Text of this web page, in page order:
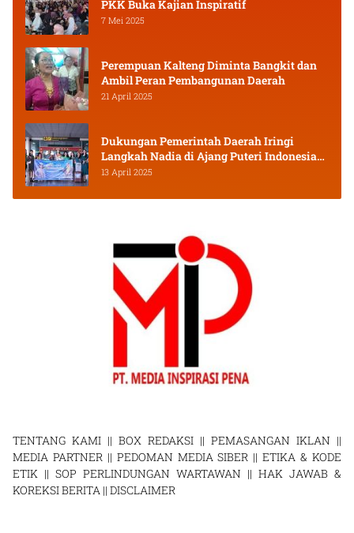
PKK Buka Kajian Inspiratif
7 Mei 2025
Perempuan Kalteng Diminta Bangkit dan
Ambil Peran Pembangunan Daerah
21 April 2025
Dukungan Pemerintah Daerah Iringi
Langkah Nadia di Ajang Puteri Indonesia
2025
13 April 2025
TENTANG KAMI || BOX REDAKSI || PEMASANGAN IKLAN ||
MEDIA PARTNER|| PEDOMAN MEDIA SIBER ||ETIKA & KODE
ETIK || SOP PERLINDUNGAN WARTAWAN || HAK JAWAB &
KOREKSI BERITA || DISCLAIMER